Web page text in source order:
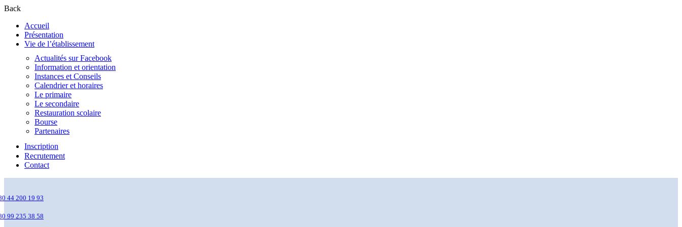
Back
Accueil
Présentation
Vie de l’établissement
Actualités sur Facebook
Information et orientation
Instances et Conseils
Calendrier et horaires
Le primaire
Le secondaire
Restauration scolaire
Bourse
Partenaires
Inscription
Recrutement
Contact
44 200 19 93
99 235 38 58